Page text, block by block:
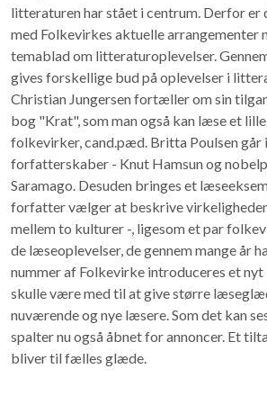
litteraturen har stået i centrum. Derfor er
med Folkevirkes aktuelle arrangementer
temablad om litteraturoplevelser.
gives forskellige bud på oplevelser i
Christian Jungersen fortæller om sin
bog "Krat", som man også kan læse et
folkevirker, cand.pæd. Britta Poulsen går
forfatterskaber - Knut Hamsun og
Saramago. Desuden bringes et
forfatter vælger at beskrive
mellem to kulturer -, ligesom et par
de læseoplevelser, de gennem mange år
nummer af Folkevirke introduceres et nyt
skulle være med til at give større
nuværende og nye læsere. Som det kan
spalter nu også åbnet for annoncer. Et
bliver til fælles glæde.